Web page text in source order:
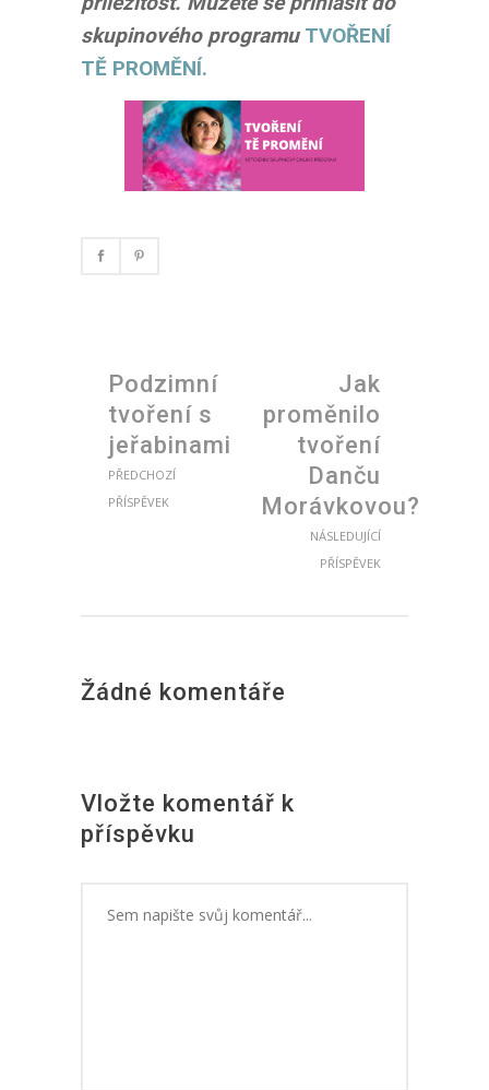
skupinového programu TVOŘENÍ
TĚ PROMĚNÍ.
Podzimní
tvoření s
jeřabinami
PŘEDCHOZÍ
PŘÍSPĚVEK
Jak
proměnilo
tvoření
Danču
Morávkovou?
NÁSLEDUJÍCÍ
PŘÍSPĚVEK
Žádné komentáře
Vložte komentář k
příspěvku